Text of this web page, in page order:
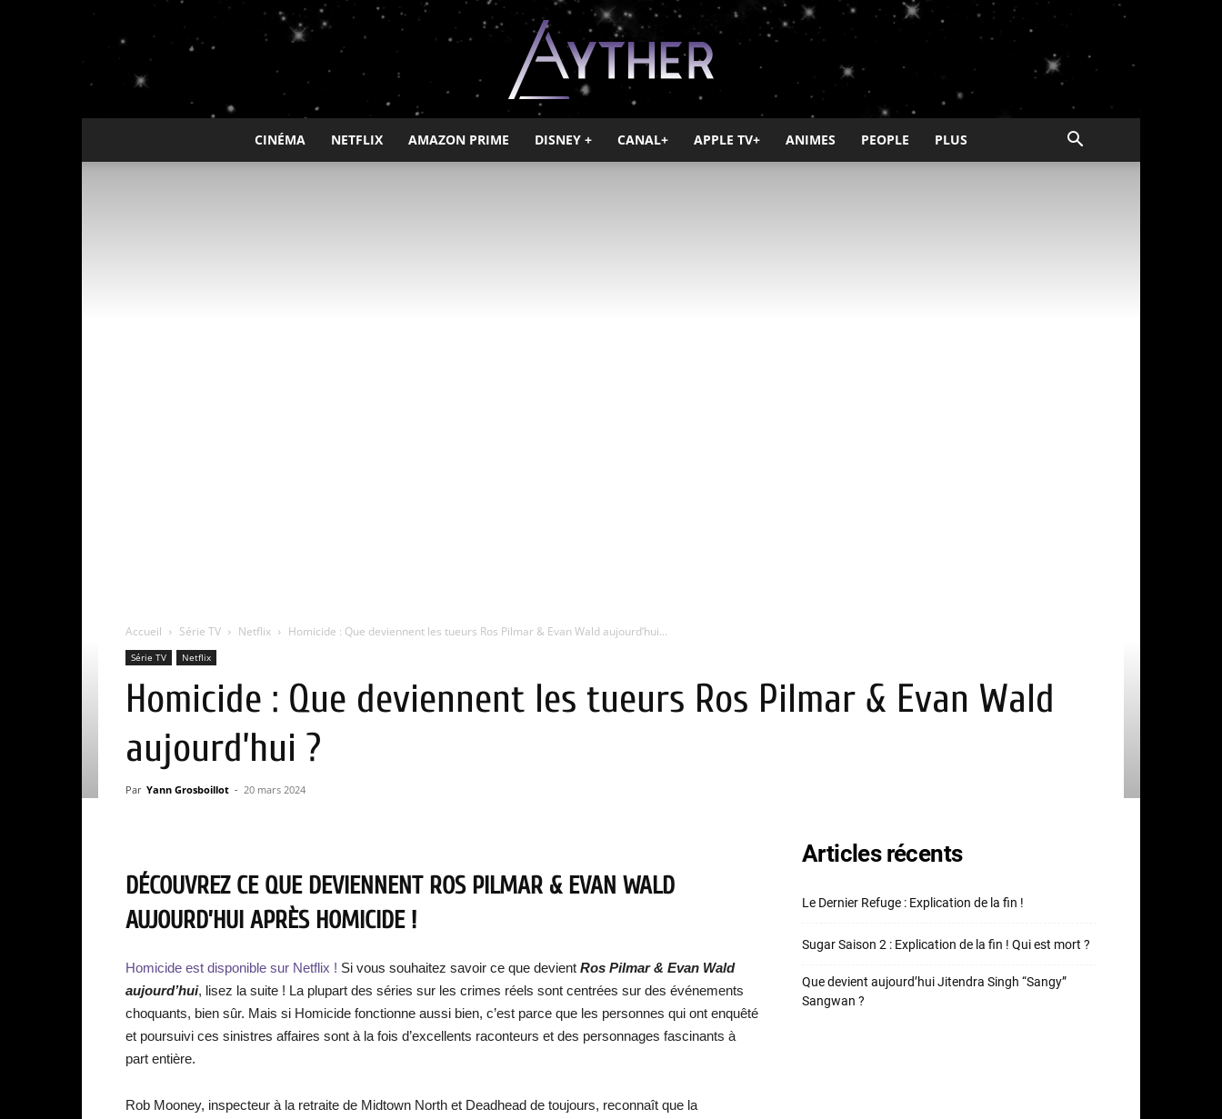
Ayther
CINÉMA NETFLIX AMAZON PRIME DISNEY + CANAL+ APPLE TV+ ANIMES PEOPLE PLUS
Accueil Série TV Netflix Homicide : Que deviennent les tueurs Ros Pilmar & Evan Wald aujourd’hui...
Série TV Netflix
Homicide : Que deviennent les tueurs Ros Pilmar & Evan Wald
aujourd’hui ?
Par Yann Grosboillot - 20 mars 2024
DÉCOUVREZ CE QUE DEVIENNENT ROS PILMAR & EVAN WALD
AUJOURD’HUI APRÈS HOMICIDE !
Homicide est disponible sur Netflix ! Si vous souhaitez savoir ce que devient Ros Pilmar & Evan Wald
aujourd’hui, lisez la suite ! La plupart des séries sur les crimes réels sont centrées sur des événements
choquants, bien sûr. Mais si Homicide fonctionne aussi bien, c’est parce que les personnes qui ont enquêté
et poursuivi ces sinistres affaires sont à la fois d’excellents raconteurs et des personnages fascinants à
part entière.
Rob Mooney, inspecteur à la retraite de Midtown North et Deadhead de toujours, reconnaît que la
Articles récents
Le Dernier Refuge : Explication de la fin !
Sugar Saison 2 : Explication de la fin ! Qui est mort ?
Que devient aujourd’hui Jitendra Singh “Sangy”
Sangwan ?